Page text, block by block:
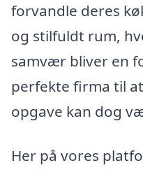
forvandle deres
og stilfuldt rum,
samvær bliver en
perfekte firma til
opgave kan dog
Her på vores